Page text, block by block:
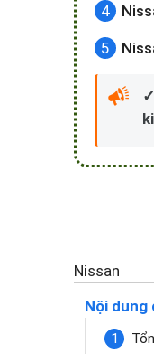
Nissan
Nội dung